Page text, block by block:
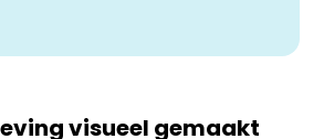
visueel gemaakt